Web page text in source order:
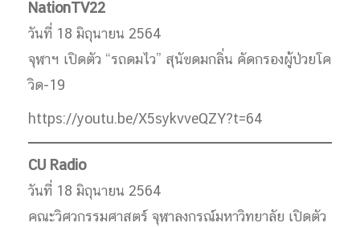
NationTV22
วันที่ 18 มิถุนายน 2564
จุฬาฯ เปิดตัว “รถดมไว” สุนัขดมกลิ่น คัดกรองผู้ป่วยโค
วิด-19
https://youtu.be/X5sykvveQZY?t=64
CU Radio
วันที่ 18 มิถุนายน 2564
คณะวิศวกรรมศาสตร์ จุฬาลงกรณ์มหาวิทยาลัย เปิดตัว